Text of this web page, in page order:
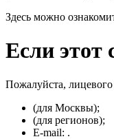
Здесь можно
Если этот
Пожалуйста,
(для Москвы);
(для регионов);
E-mail: .